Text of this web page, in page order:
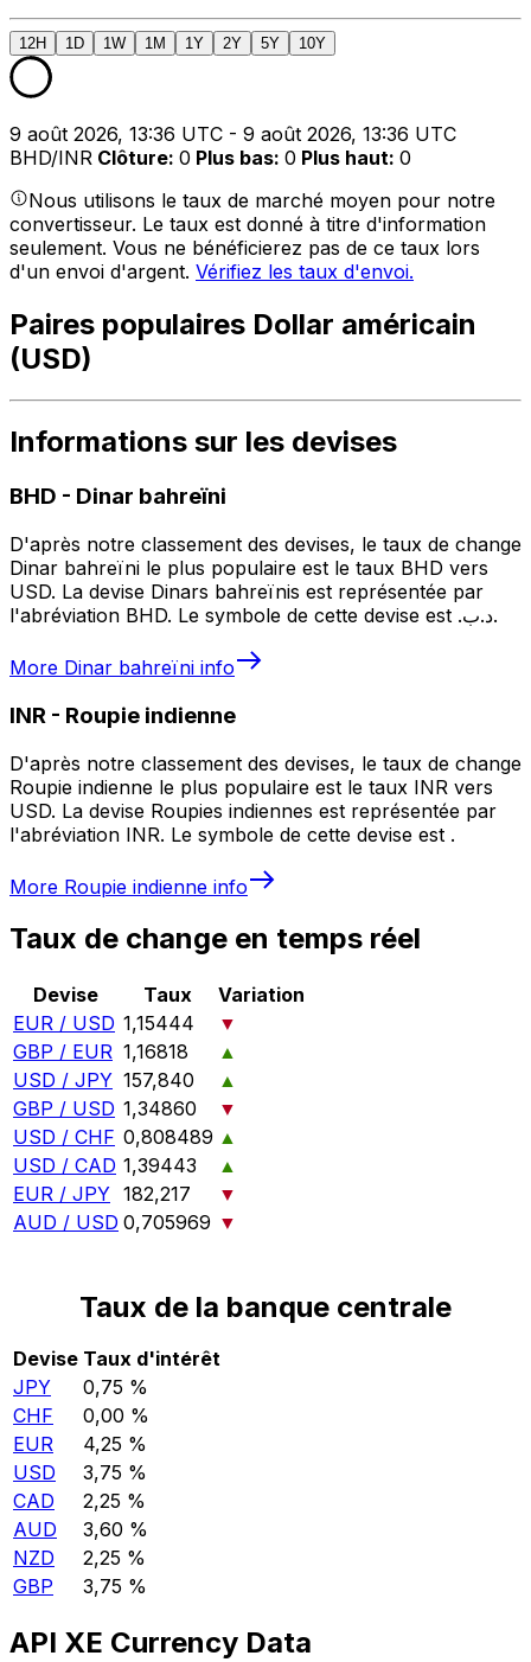
12H 1D 1W 1M 1Y 2Y 5Y 10Y
9 août 2026, 13:36 UTC - 9 août 2026, 13:36 UTC
BHD/INR Clôture: 0 Plus bas: 0 Plus haut: 0
Nous utilisons le taux de marché moyen pour notre
convertisseur. Le taux est donné à titre d'information
seulement. Vous ne bénéficierez pas de ce taux lors
d'un envoi d'argent. Vérifiez les taux d'envoi.
Paires populaires Dollar américain
(USD)
Informations sur les devises
BHD - Dinar bahreïni
D'après notre classement des devises, le taux de change
Dinar bahreïni le plus populaire est le taux BHD vers
USD. La devise Dinars bahreïnis est représentée par
l'abréviation BHD. Le symbole de cette devise est .د.ب.
More Dinar bahreïni info
INR - Roupie indienne
D'après notre classement des devises, le taux de change
Roupie indienne le plus populaire est le taux INR vers
USD. La devise Roupies indiennes est représentée par
l'abréviation INR. Le symbole de cette devise est ₹.
More Roupie indienne info
Taux de change en temps réel
Devise Taux
Variation
EUR / USD 1,15444
▼
GBP / EUR 1,16818
▲
USD / JPY 157,840
▲
GBP / USD 1,34860
▼
USD / CHF 0,808489 ▲
USD / CAD 1,39443
▲
EUR / JPY 182,217
▼
AUD / USD 0,705969 ▼
Taux de la banque centrale
Devise Taux d'intérêt
JPY
0,75 %
CHF
0,00 %
EUR
4,25 %
USD
3,75 %
CAD
2,25 %
AUD
3,60 %
NZD
2,25 %
GBP
3,75 %
API XE Currency Data